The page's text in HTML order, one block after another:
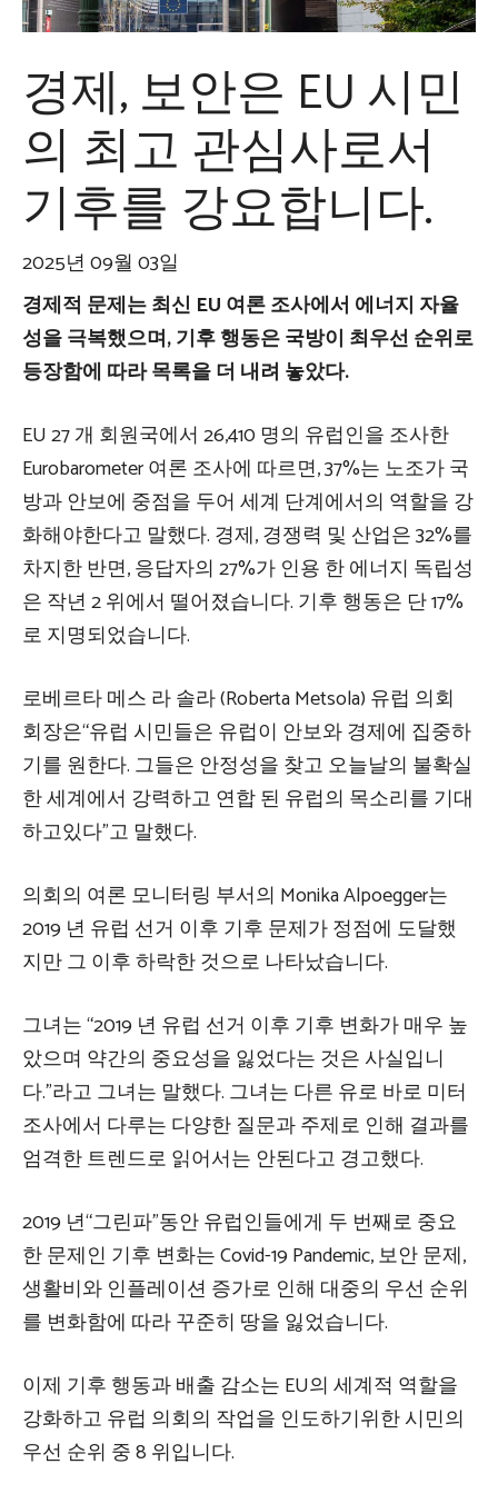
경제, 보안은 EU 시민
의 최고 관심사로서
기후를 강요합니다.
2025년 09월 03일
경제적 문제는 최신 EU 여론 조사에서 에너지 자율
성을 극복했으며, 기후 행동은 국방이 최우선 순위로
등장함에 따라 목록을 더 내려 놓았다.
EU 27 개 회원국에서 26,410 명의 유럽인을 조사한
Eurobarometer 여론 조사에 따르면, 37%는 노조가 국
방과 안보에 중점을 두어 세계 단계에서의 역할을 강
화해야한다고 말했다. 경제, 경쟁력 및 산업은 32%를
차지한 반면, 응답자의 27%가 인용 한 에너지 독립성
은 작년 2 위에서 떨어졌습니다. 기후 행동은 단 17%
로 지명되었습니다.
로베르타 메스 라 솔라 (Roberta Metsola) 유럽 의회
회장은“유럽 시민들은 유럽이 안보와 경제에 집중하
기를 원한다. 그들은 안정성을 찾고 오늘날의 불확실
한 세계에서 강력하고 연합 된 유럽의 목소리를 기대
하고있다”고 말했다.
의회의 여론 모니터링 부서의 Monika Alpoegger는
2019 년 유럽 선거 이후 기후 문제가 정점에 도달했
지만 그 이후 하락한 것으로 나타났습니다.
그녀는 “2019 년 유럽 선거 이후 기후 변화가 매우 높
았으며 약간의 중요성을 잃었다는 것은 사실입니
다.”라고 그녀는 말했다. 그녀는 다른 유로 바로 미터
조사에서 다루는 다양한 질문과 주제로 인해 결과를
엄격한 트렌드로 읽어서는 안된다고 경고했다.
2019 년“그린파”동안 유럽인들에게 두 번째로 중요
한 문제인 기후 변화는 Covid-19 Pandemic, 보안 문제,
생활비와 인플레이션 증가로 인해 대중의 우선 순위
를 변화함에 따라 꾸준히 땅을 잃었습니다.
이제 기후 행동과 배출 감소는 EU의 세계적 역할을
강화하고 유럽 의회의 작업을 인도하기위한 시민의
우선 순위 중 8 위입니다.